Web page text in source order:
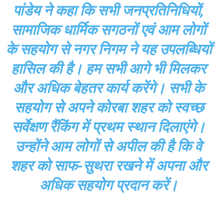
पांडेय ने कहा कि सभी जनप्रतिनिधियों,
सामाजिक धार्मिक सगठनों एवं आम लोगों
के सहयोग से नगर निगम ने यह उपलब्धियों
हासिल की है। हम सभी आगे भी मिलकर
और अधिक बेहतर कार्य करेंगे। सभी के
सहयोग से अपने कोरबा शहर को स्वच्छ
सर्वेक्षण रैंकिंग में प्रथम स्थान दिलाएंगे।
उन्होंने आम लोगों से अपील की है कि वे
शहर को साफ-सुथरा रखने में अपना और
अधिक सहयोग प्रदान करें।